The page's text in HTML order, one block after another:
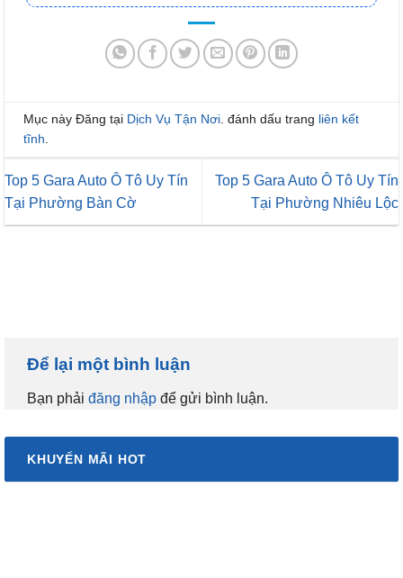
Mục này Đăng tại Dịch Vụ Tận Nơi. đánh dấu trang liên kết
tĩnh.
Top 5 Gara Auto Ô Tô Uy Tín
Tại Phường Bàn Cờ
Top 5 Gara Auto Ô Tô Uy Tín
Tại Phường Nhiêu Lộc
Để lại một bình luận
Bạn phải đăng nhập để gửi bình luận.
KHUYẾN MÃI HOT